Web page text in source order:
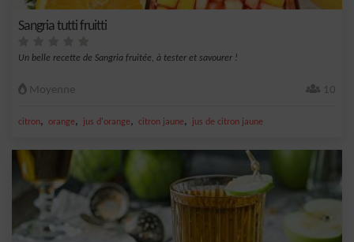
Sangria tutti fruitti
Un belle recette de Sangria fruitée, à tester et savourer !
Moyenne 10
citron, orange, jus d'orange, citron jaune, jus de citron jaune